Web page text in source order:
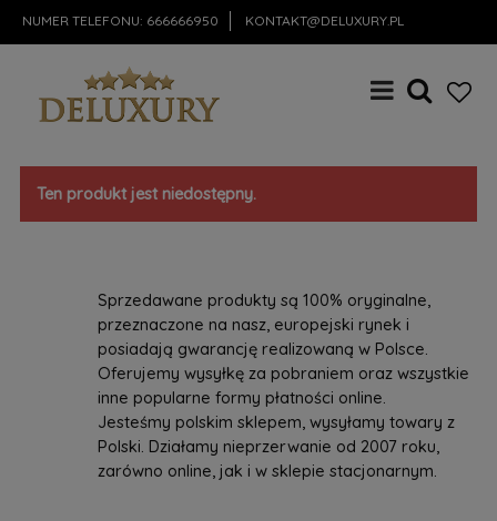
NUMER TELEFONU: 666666950 KONTAKT@DELUXURY.PL
Ten produkt jest niedostępny.
Sprzedawane produkty są 100% oryginalne,
przeznaczone na nasz, europejski rynek i
posiadają gwarancję realizowaną w Polsce.
Oferujemy wysyłkę za pobraniem oraz wszystkie
inne popularne formy płatności online.
Jesteśmy polskim sklepem, wysyłamy towary z
Polski. Działamy nieprzerwanie od 2007 roku,
zarówno online, jak i w sklepie stacjonarnym.